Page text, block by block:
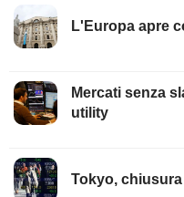
L'Europa apre
Mercati senza
utility
Tokyo, chiusura